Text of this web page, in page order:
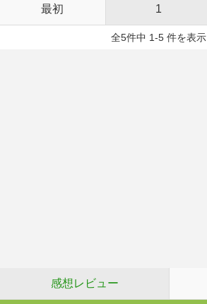
最初 1
全5件中 1-5 件を表示
感想レビュー